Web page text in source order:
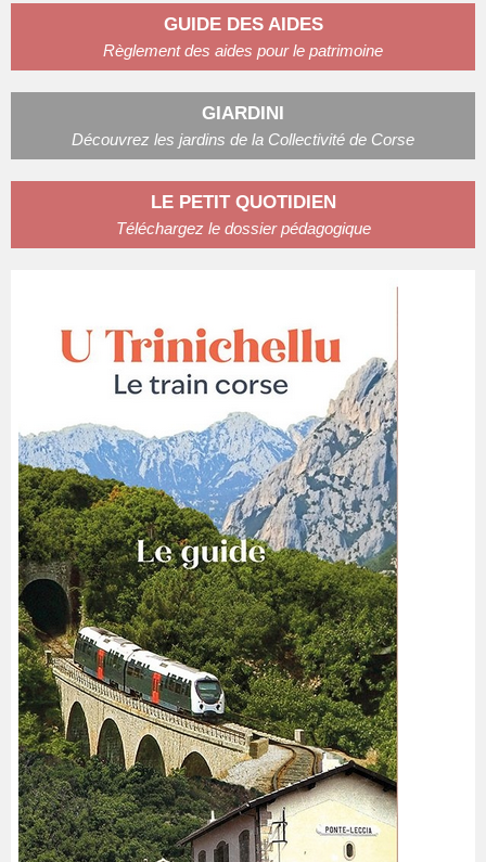
GUIDE DES AIDES
Règlement des aides pour le patrimoine
GIARDINI
Découvrez les jardins de la Collectivité de Corse
LE PETIT QUOTIDIEN
Téléchargez le dossier pédagogique